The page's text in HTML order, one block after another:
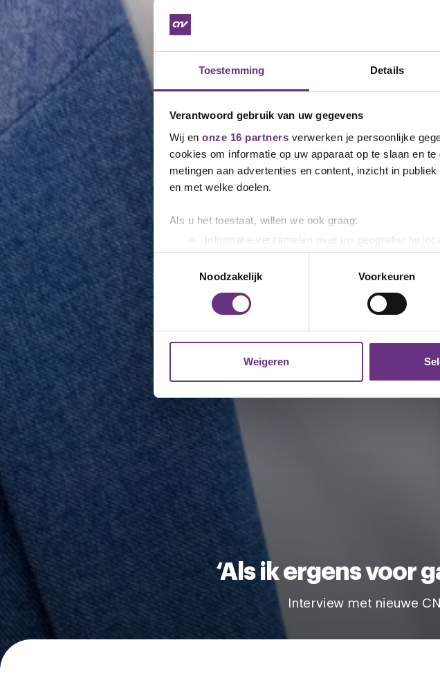
Toestemming Details
Verantwoord gebruik van uw gegevens
Wij en onze 16 partners verwerken je persoonlijke
cookies om informatie op uw apparaat op te slaan en
metingen aan advertenties en content, inzicht in
en met welke doelen.
Als u het toestaat, willen we ook graag:
Informatie verzamelen over uw geografische
Uw apparaat identificeren door het actief te
Lees meer over hoe uw persoonlijke gegevens
toestemming op elk moment wijzigen of intrekken in de
websiteverkeer te analyseren. Ook delen we
media, adverteren en analyse. Deze partners kunnen
U kunt uw toestemming op elk moment wijzigen of
cookie-instellingenicoontje linksonder op de pagina.
Toestemmingsselectie
Noodzakelijk
Voorkeuren
Weigeren
‘Als ik ergens voor
Interview met nieuwe